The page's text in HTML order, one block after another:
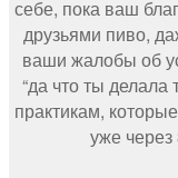
себе, пока ваш
друзьями пиво,
ваши жалобы об
“да что ты делала
практикам,
уже через